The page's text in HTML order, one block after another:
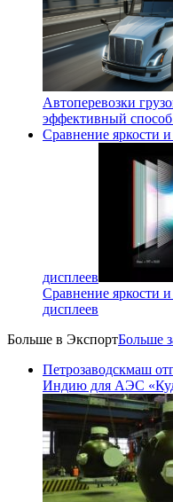
Автоперевозки
эффективный способ
Сравнение яркости
дисплеев
Сравнение яркости
дисплеев
Больше в ЭкспортБольше
Петрозаводскмаш
Индию для АЭС